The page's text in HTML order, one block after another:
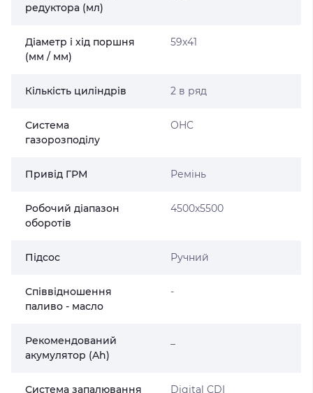
редуктора (мл)
Діаметр і хід поршня
(мм / мм)
59x41
Кількість циліндрів 2 в ряд
Система
газорозподілу
OHC
Привід ГРМ Ремінь
Робочий діапазон
оборотів
4500x5500
Підсос Ручний
Співвідношення
паливо - масло
-
Рекомендований
акумулятор (Ah)
Система запалювання Digital CDI